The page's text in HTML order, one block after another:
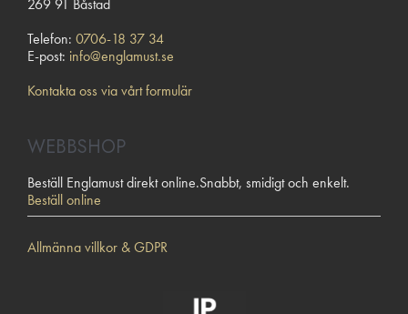
269 91 Båstad
Telefon: 0706-18 37 34
E-post: info@englamust.se
Kontakta oss via vårt formulär
WEBBSHOP
Beställ Englamust direkt online.Snabbt, smidigt och enkelt.
Beställ online
Allmänna villkor & GDPR